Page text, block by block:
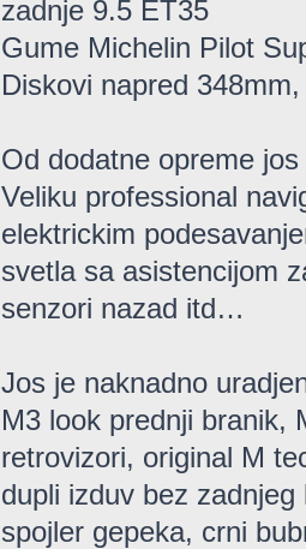
zadnje 9.5 ET35
Gume Michelin Pilot
Diskovi napred
Od dodatne opreme
Veliku professional
elektrickim
svetla sa asistencijom
senzori nazad itd…
Jos je naknadno
M3 look prednji branik,
retrovizori, original M
dupli izduv bez
spojler gepeka, crni